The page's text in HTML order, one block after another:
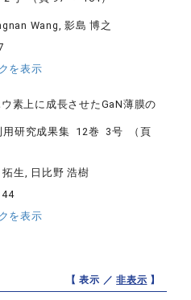
Wang, 影島 博之
を表示
素上に成長させたGaN薄膜の
用研究成果集 12巻 3号 （頁
生, 日比野 浩樹
を表示
【 表示 ／非表示 】